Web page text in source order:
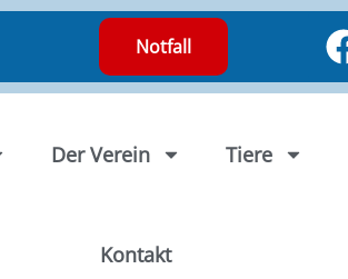
Notfall
Der Verein Tiere
Kontakt